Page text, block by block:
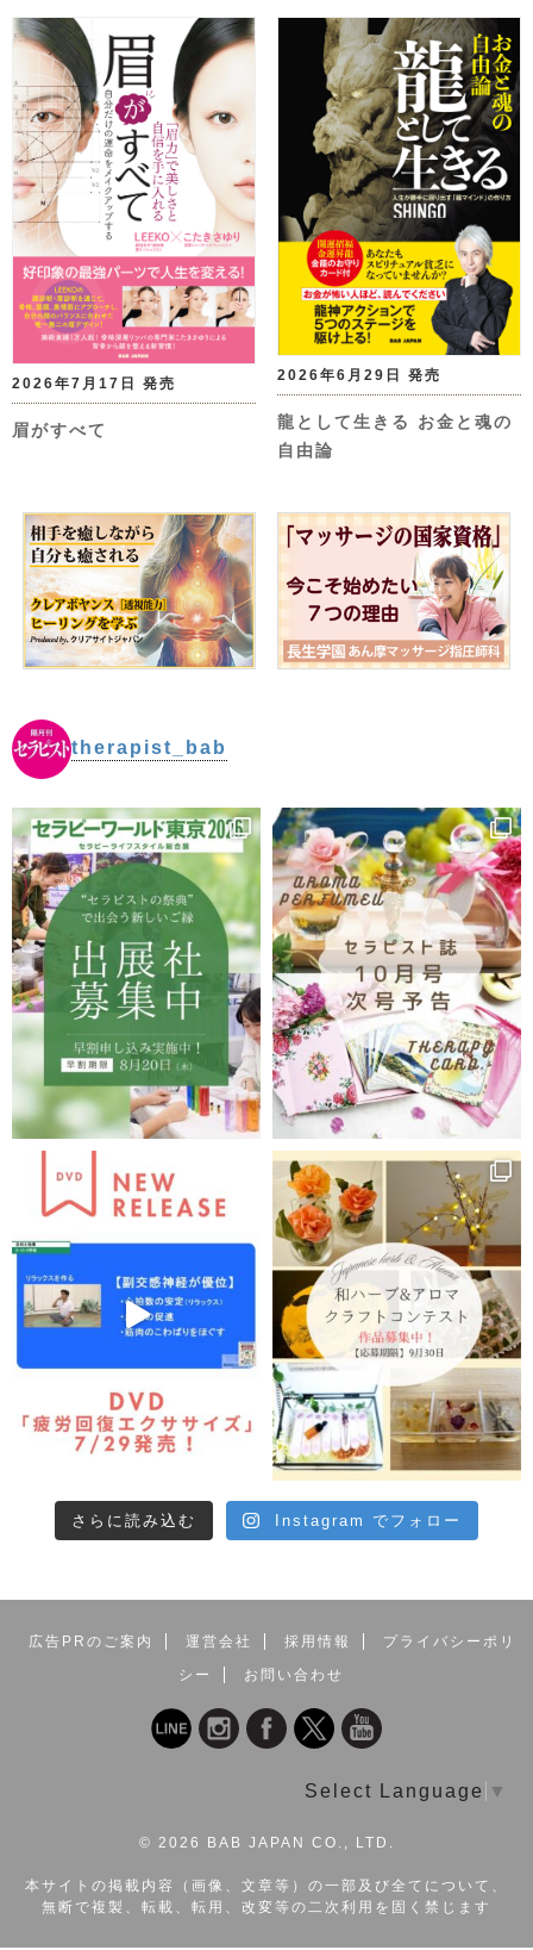
2026年7月17日 発売
眉がすべて
2026年6月29日 発売
龍として生きる お金と魂の
自由論
therapist_bab
さらに読み込む Instagram でフォロー
広告PRのご案内 運営会社 採用情報
プライバシーポリ
シー
お問い合わせ
Select Language ▼
© 2026 BAB JAPAN CO., LTD.
本サイトの掲載内容（画像、文章等）の一部及び全てについて、
無断で複製、転載、転用、改変等の二次利用を固く禁じます